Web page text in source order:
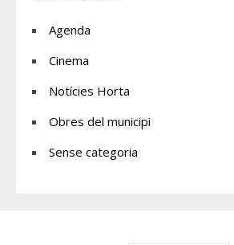
Agenda
Cinema
Notícies Horta
Obres del municipi
Sense categoria